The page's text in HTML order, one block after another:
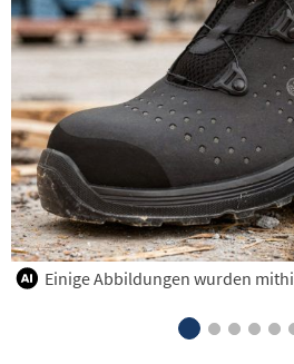
Einige Abbildungen wurden